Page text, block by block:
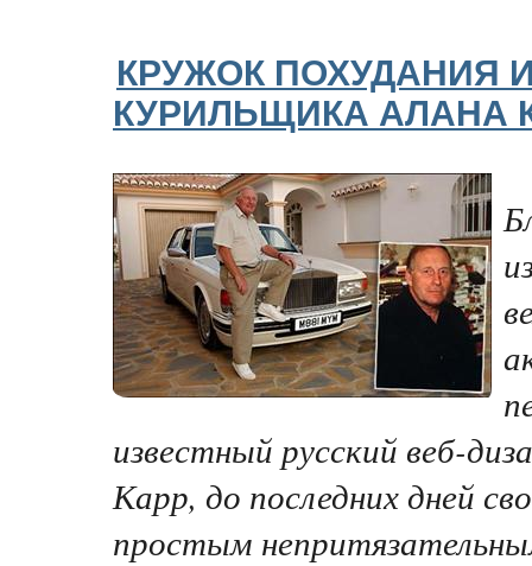
КРУЖОК ПОХУДАНИЯ
КУРИЛЬЩИКА АЛАНА
известный русский веб-
Карр, до последних дней
простым